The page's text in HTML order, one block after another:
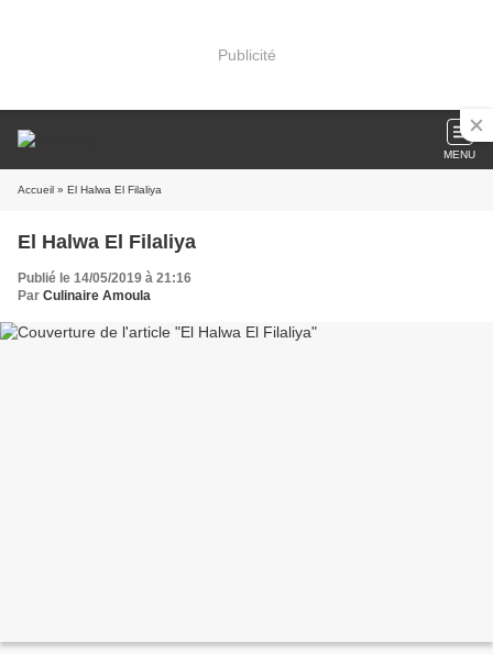
Publicité
MENU
Accueil » El Halwa El Filaliya
El Halwa El Filaliya
Publié le 14/05/2019 à 21:16
Par Culinaire Amoula